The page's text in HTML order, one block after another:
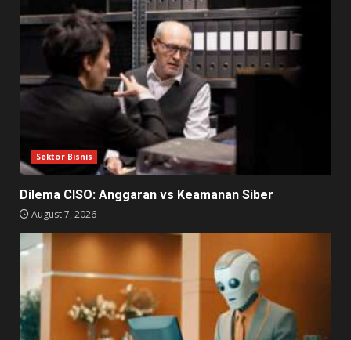
Sektor Bisnis
Dilema CISO: Anggaran vs Keamanan Siber
August 7, 2026